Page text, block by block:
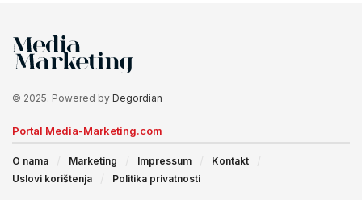
© 2025. Powered by Degordian
Portal Media-Marketing.com
O nama Marketing Impressum
Kontakt
Uslovi korištenja
Politika privatnosti